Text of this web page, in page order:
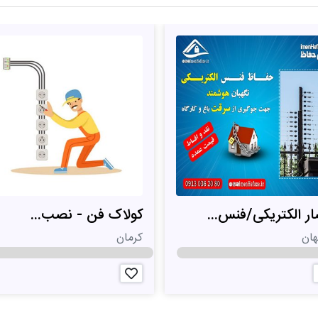
الکتریکی/فنس... کولاک فن - نصب...
کرمان